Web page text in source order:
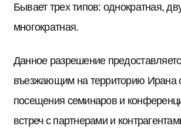
Бывает трех типов: однократная,
многократная.
Данное разрешение
въезжающим на территорию Ирана
посещения семинаров и
встреч с партнерами и